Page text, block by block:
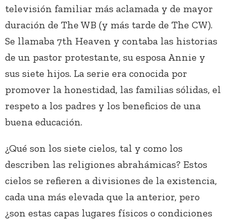
televisión familiar más aclamada y de mayor
duración de The WB (y más tarde de The CW).
Se llamaba 7th Heaven y contaba las historias
de un pastor protestante, su esposa Annie y
sus siete hijos. La serie era conocida por
promover la honestidad, las familias sólidas, el
respeto a los padres y los beneficios de una
buena educación.
¿Qué son los siete cielos, tal y como los
describen las religiones abrahámicas? Estos
cielos se refieren a divisiones de la existencia,
cada una más elevada que la anterior, pero
¿son estas capas lugares físicos o condiciones